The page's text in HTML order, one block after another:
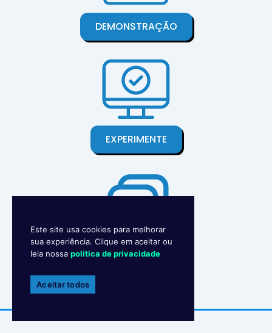
DEMONSTRAÇÃO
EXPERIMENTE
CONTATO
Este site usa cookies para melhorar
sua experiência. Clique em aceitar ou
leia nossa política de privacidade
Aceitar todos